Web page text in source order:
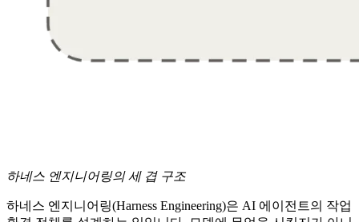
하네스 엔지니어링의 세 겹 구조
하네스 엔지니어링(Harness Engineering)은 AI 에이전트의 작업